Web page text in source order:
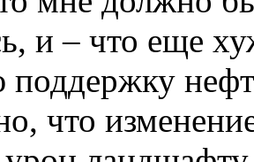
и – что еще
поддержку
что